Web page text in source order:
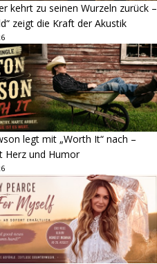
kehrt zu seinen Wurzeln zurück –
zeigt die Kraft der Akustik
legt mit „Worth It“ nach –
Herz und Humor